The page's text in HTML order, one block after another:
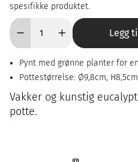
spesifikke produktet.
Legg
Pynt med grønne planter for
Pottestørrelse: Ø9,8cm, H8,5cm
Vakker og kunstig
potte.